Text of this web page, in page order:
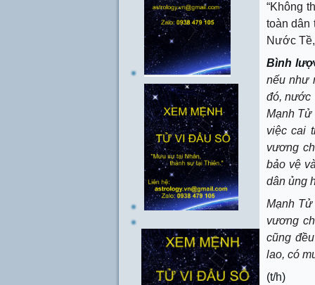
“Không
toàn dân
Nước
Bình
nếu như
đó, nước
Mạnh Tử
việc cai
vương
bảo vệ
dân ủng
Mạnh Tử
vương
cũng
lao, có
(t/h)